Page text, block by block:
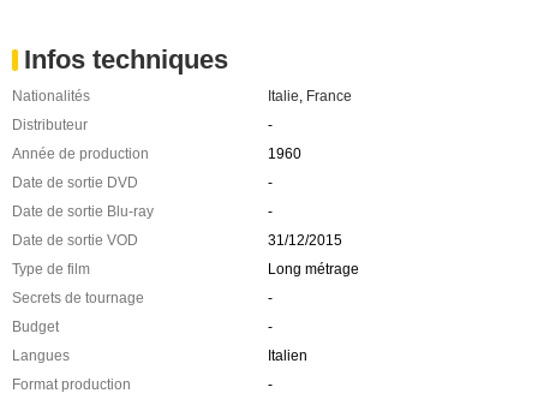
Infos techniques
Nationalités Italie France
Distributeur
-
Année de production
1960
Date de sortie DVD
-
Date de sortie Blu-ray
-
Date de sortie VOD
31/12/2015
Type de film
Long métrage
Secrets de tournage
-
Budget
-
Langues
Italien
Format production
-